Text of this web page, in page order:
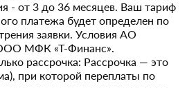
- от 3 до 36 месяцев. Ваш тариф
платежа будет определен по
заявки. Условия АО
МФК «Т-Финанс».
рассрочка: Рассрочка — это
при которой переплаты по